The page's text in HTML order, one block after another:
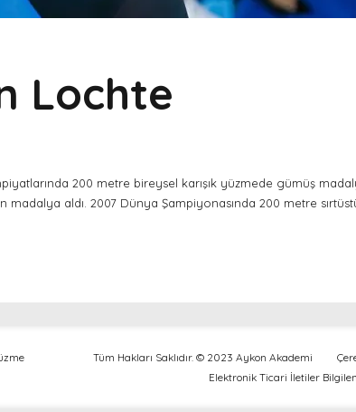
Lochte
200 metre bireysel karışık yüzmede gümüş
madalya aldı. 2007 Dünya Şampiyonasında 200 metre
Tüm Hakları Saklıdır. © 2023 Aykon Akademi
Elektronik Ticari İletiler